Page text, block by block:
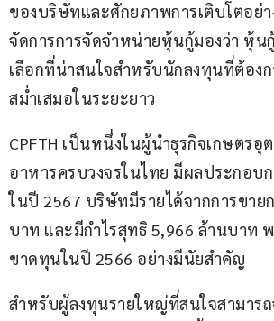
ของบริษัทและศักยภาพการเติบโตอย่า
จัดการการจัดจำหน่ายหุ้นกู้มองว่า หุ้นกู้
เลือกที่น่าสนใจสำหรับนักลงทุนที่ต้อง
สม่ำเสมอในระยะยาว
CPFTH เป็นหนึ่งในผู้นำธุรกิจเกษตรอุ
อาหารครบวงจรในไทย มีผลประกอบ
ในปี 2567 บริษัทมีรายได้จากการขาย
บาท และมีกำไรสุทธิ 5,966 ล้านบาท
ขาดทุนในปี 2566 อย่างมีนัยสำคัญ
สำหรับผู้ลงทุนรายใหญ่ที่สนใจสามาร